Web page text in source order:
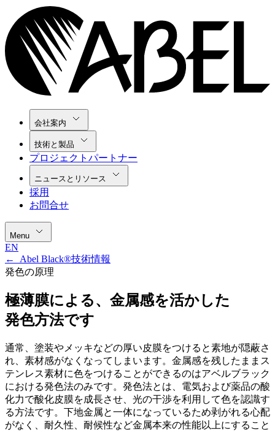
会社案内
技術と製品
プロジェクトパートナー
ニュースとリソース
採用
お問合せ
Menu
EN
← Abel Black®技術情報
発色の原理
極薄膜による、金属感を活かした
発色方法です
通常、塗装やメッキなどの厚い皮膜をつけると素地が隠蔽さ
れ、素材感がなくなってしまいます。金属感を残したままス
テンレス素材に色をつけることができるのはアベルブラック
における発色法のみです。発色法とは、電気および薬品の酸
化力で酸化皮膜を成長させ、光の干渉を利用して色を認識す
る方法です。下地金属と一体になっているため剥がれる心配
がなく、耐久性、耐候性など金属本来の性能以上にすること